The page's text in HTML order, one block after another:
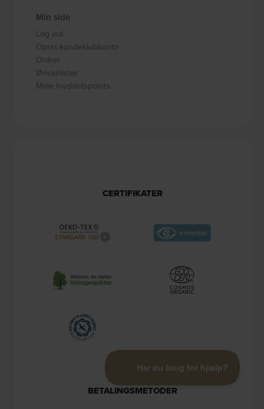
Min side
Log ind
Opret kundeklubkonto
Ordrer
Ønskelister
Mine loyalitetspoints
CERTIFIKATER
BETALINGSMETODER